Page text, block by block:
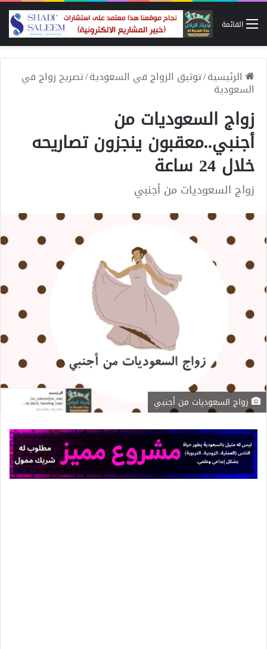
القائمة
الرئيسية/توثيق الزواج في السعودية/تصريح زواج في
السعودية
زواج السعوديات من
أجنبي..معقبون ينجزون تصاريحه
خلال 24 ساعة
زواج السعوديات من أجنبي
زواج السعوديات من أجنبي